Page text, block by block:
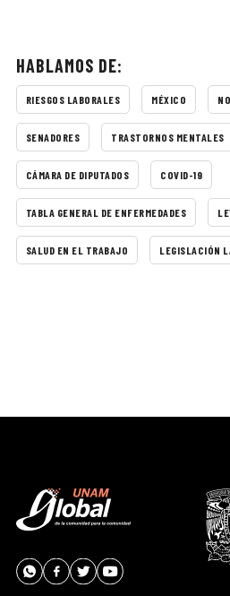
HABLAMOS DE:
RIESGOS LABORALES MÉXICO
SENADORES TRASTORNOS MENTALES
CÁMARA DE DIPUTADOS COVID-19
TABLA GENERAL DE ENFERMEDADES
SALUD EN EL TRABAJO LEGISLACIÓN